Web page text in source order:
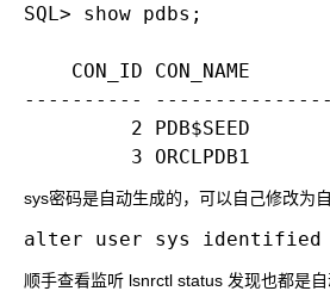
SQL> show pdbs;
CON_ID CON_NAME
----------
2 PDB$SEED
sys密码是自动生成的，可以自己修改为自
顺手查看监听 lsnrctl status 发现也都是自